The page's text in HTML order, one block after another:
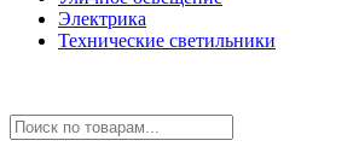
Электрика
Технические светильники